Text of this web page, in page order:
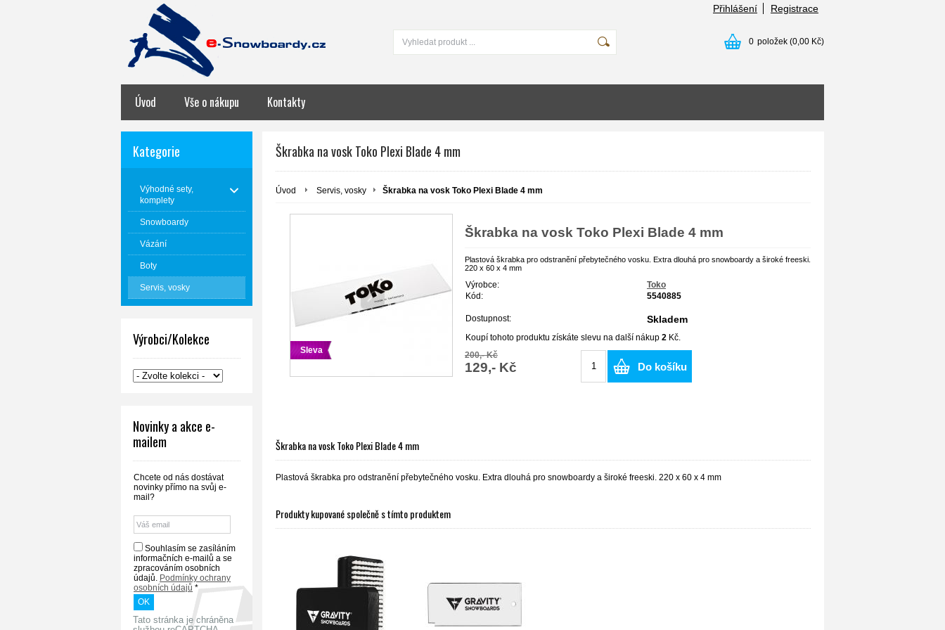
Přihlášení Registrace
0 položek (0,00 Kč)
Úvod Vše o nákupu Kontakty
Kategorie
Výhodné sety,
komplety
Snowboardy
Vázání
Boty
Servis, vosky
Výrobci/Kolekce
Novinky a akce e-
mailem
Chcete od nás dostávat
novinky přímo na svůj e-
mail?
Souhlasím se zasíláním
informačních e-mailů a se
zpracováním osobních
údajů. Podmínky ochrany
osobních údajů *
Tato stránka je chráněna
Škrabka na vosk Toko Plexi Blade 4 mm
Úvod Servis, vosky Škrabka na vosk Toko Plexi Blade 4 mm
Sleva
Škrabka na vosk Toko Plexi Blade 4 mm
Plastová škrabka pro odstranění přebytečného vosku. Extra dlouhá pro snowboardy a široké freeski.
220 x 60 x 4 mm
Výrobce:
Toko
Kód:
5540885
Dostupnost: Skladem
Koupí tohoto produktu získáte slevu na další nákup 2 Kč.
200,- Kč
129,- Kč Do košíku
Škrabka na vosk Toko Plexi Blade 4 mm
Plastová škrabka pro odstranění přebytečného vosku. Extra dlouhá pro snowboardy a široké freeski. 220 x 60 x 4 mm
Produkty kupované společně s tímto produktem